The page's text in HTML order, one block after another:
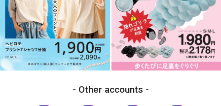
Other accounts